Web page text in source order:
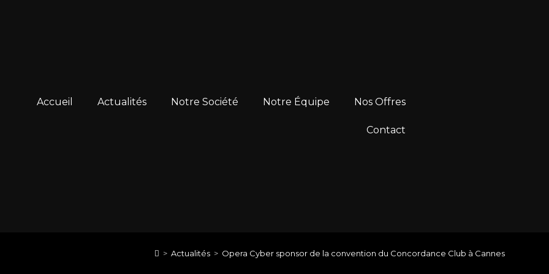
Accueil Actualités Notre Société Notre Équipe Nos Offres
Contact
> Actualités > Opera Cyber sponsor de la convention du Concordance Club à Cannes